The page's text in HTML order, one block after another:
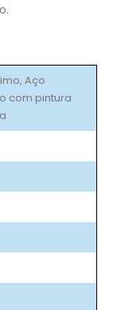
Aço
com pintura